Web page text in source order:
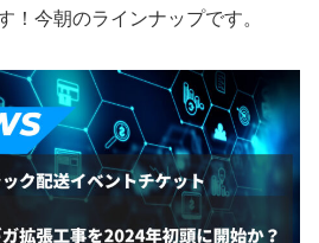
！今朝のラインナップです。